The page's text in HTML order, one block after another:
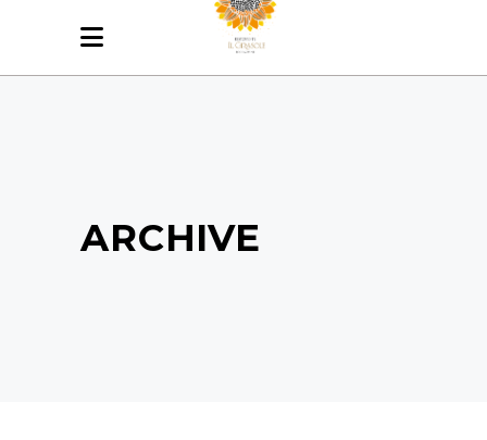
ARCHIVE